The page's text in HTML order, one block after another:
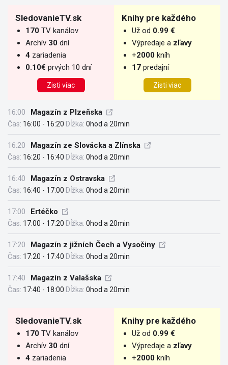
SledovanieTV.sk
170 TV kanálov
Archív 30 dní
4 zariadenia
0.10€ prvých 10 dní
Zisti víac
Knihy pre každého
Už od 0.99 €
Výpredaje a zľavy
+2000 kníh
17 predajní
Zisti viac
16:00 Magazín z Plzeňska
Čas: 16:00 - 16:20 Dĺžka: 0hod a 20min
16:20 Magazín ze Slovácka a Zlínska
Čas: 16:20 - 16:40 Dĺžka: 0hod a 20min
16:40 Magazín z Ostravska
Čas: 16:40 - 17:00 Dĺžka: 0hod a 20min
17:00 Ertéčko
Čas: 17:00 - 17:20 Dĺžka: 0hod a 20min
17:20 Magazín z jižních Čech a Vysočiny
Čas: 17:20 - 17:40 Dĺžka: 0hod a 20min
17:40 Magazín z Valašska
Čas: 17:40 - 18:00 Dĺžka: 0hod a 20min
SledovanieTV.sk
170 TV kanálov
Archív 30 dní
4 zariadenia
Knihy pre každého
Už od 0.99 €
Výpredaje a zľavy
+2000 kníh